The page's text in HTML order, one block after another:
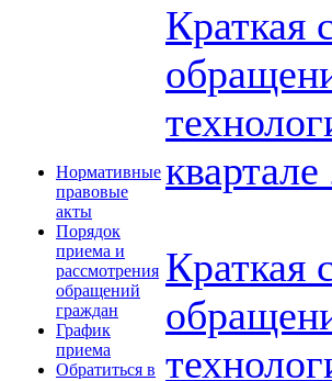
Нормативные
правовые
акты
Порядок
приема и
рассмотрения
обращений
граждан
График
приема
Обратиться в
Краткая
Краткая